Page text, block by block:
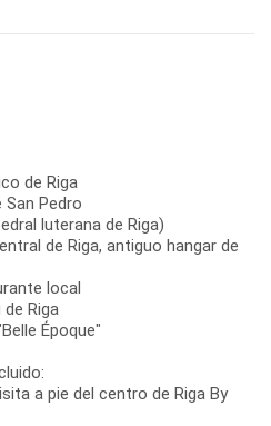
de Riga
Pedro
luterana de Riga)
de Riga, antiguo hangar de
local
Riga
Époque"
a pie del centro de Riga By